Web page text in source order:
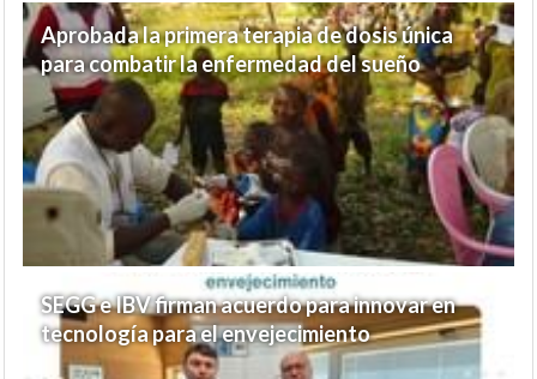
Aprobada la primera terapia de dosis única
para combatir la enfermedad del sueño
SEGG e IBV firman acuerdo para innovar en
tecnología para el envejecimiento